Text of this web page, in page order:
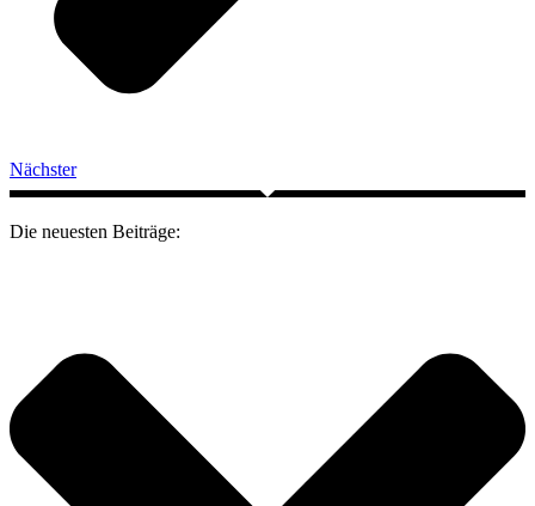
Nächster
Die neuesten Beiträge: